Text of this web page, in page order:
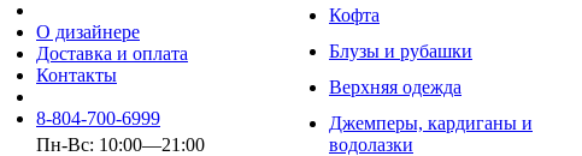
О дизайнере
Доставка и оплата
Контакты
8-804-700-6999
Пн-Вс: 10:00—21:00
Кофта
Блузы и рубашки
Верхняя одежда
Джемперы, кардиганы и
водолазки